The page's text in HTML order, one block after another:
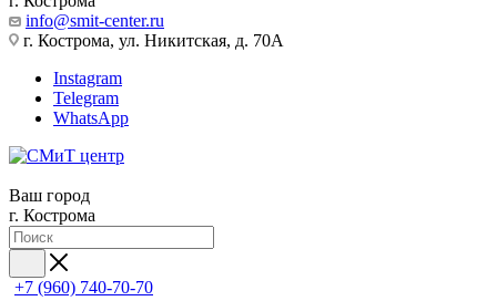
info@smit-center.ru
г. Кострома, ул. Никитская, д. 70А
Instagram
Telegram
WhatsApp
Ваш город
г. Кострома
+7 (960) 740-70-70